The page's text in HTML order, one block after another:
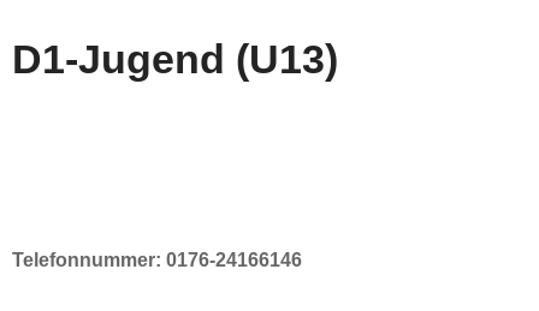
D1-Jugend (U13)
Telefonnummer: 0176-24166146